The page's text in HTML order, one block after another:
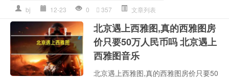
bj 12-23 0 357 文章列表
北京遇上西雅图,真的西雅图房
价只要50万人民币吗 北京遇上
西雅图音乐
北京遇上西雅图,真的西雅图房价只要50